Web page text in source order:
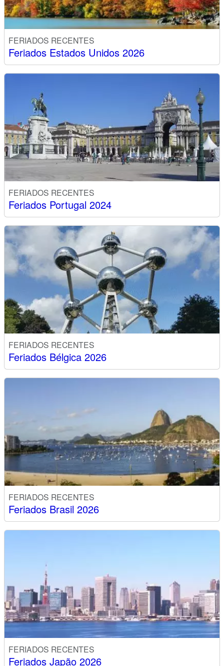
FERIADOS RECENTES
Feriados Estados Unidos 2026
FERIADOS RECENTES
Feriados Portugal 2024
FERIADOS RECENTES
Feriados Bélgica 2026
FERIADOS RECENTES
Feriados Brasil 2026
FERIADOS RECENTES
Feriados Japão 2026